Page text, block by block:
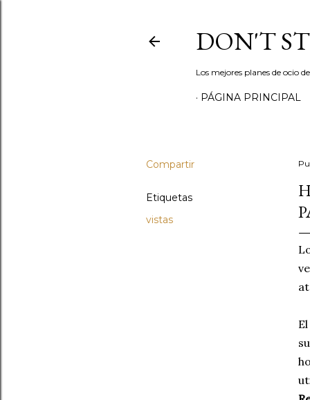
DON'T
Los mejores planes de ocio
PÁGINA PRINCIPAL
Compartir
Etiquetas
vistas